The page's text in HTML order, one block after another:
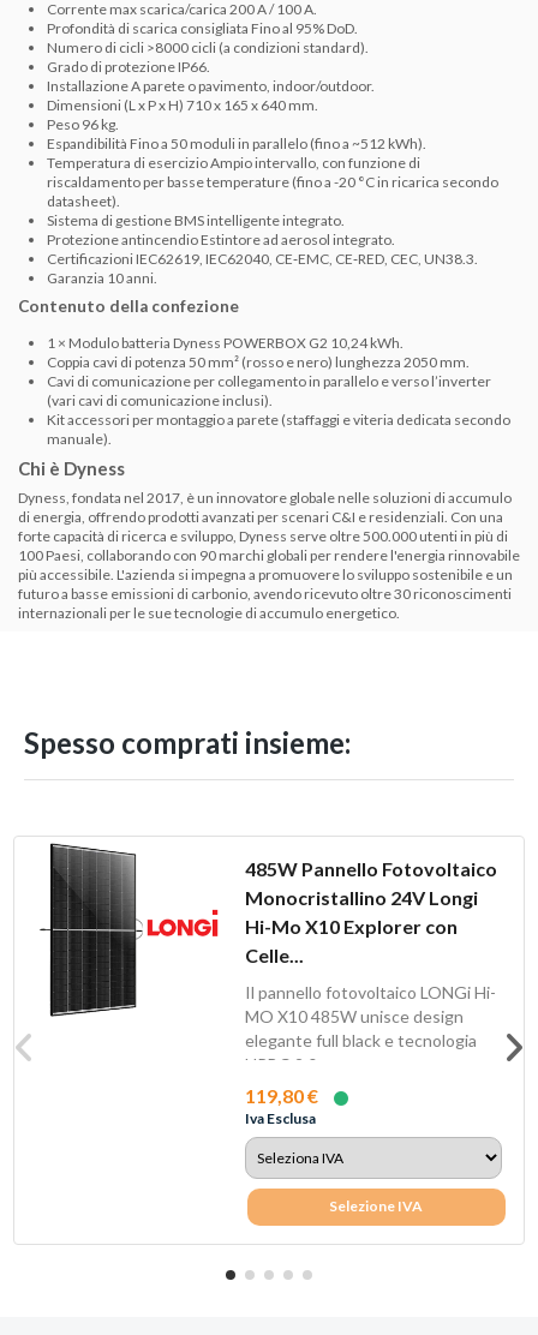
Corrente max scarica/carica 200 A / 100 A.
Profondità di scarica consigliata Fino al 95% DoD.
Numero di cicli >8000 cicli (a condizioni standard).
Grado di protezione IP66.
InstallazioneA parete o pavimento, indoor/outdoor.
Dimensioni (L x P x H) 710 x 165 x 640 mm.
Peso 96 kg.
Espandibilità Fino a 50 moduli in parallelo (fino a ~512 kWh).
Temperatura di esercizioAmpio intervallo, con funzione di
riscaldamento per basse temperature (fino a -20 °C in ricarica secondo
datasheet).
Sistema di gestione BMS intelligente integrato.
Protezione antincendio Estintore ad aerosol integrato.
Certificazioni IEC62619, IEC62040, CE‑EMC, CE‑RED, CEC, UN38.3.
Garanzia 10 anni.
Contenuto della confezione
1 × Modulo batteria Dyness POWERBOX G2 10,24 kWh.
Coppia cavi di potenza 50 mm² (rosso e nero) lunghezza 2050 mm.
Cavi di comunicazione per collegamento in parallelo e verso l’inverter
(vari cavi di comunicazione inclusi).
Kit accessori per montaggio a parete (staffaggi e viteria dedicata secondo
manuale).
Chi è Dyness
Dyness, fondata nel 2017, è un innovatore globale nelle soluzioni di accumulo
di energia, offrendo prodotti avanzati per scenari C&I e residenziali. Con una
forte capacità di ricerca e sviluppo, Dyness serve oltre 500.000 utenti in più di
100 Paesi, collaborando con 90 marchi globali per rendere l'energia rinnovabile
più accessibile. L'azienda si impegna a promuovere lo sviluppo sostenibile e un
futuro a basse emissioni di carbonio, avendo ricevuto oltre 30 riconoscimenti
internazionali per le sue tecnologie di accumulo energetico.
Spesso comprati insieme:
485W Pannello Fotovoltaico
Monocristallino 24V Longi
Hi-Mo X10 Explorer con
Celle...
Il pannello fotovoltaico LONGi Hi-
MO X10 485W unisce design
elegante full black e tecnologia
HPBC 2.0 per...
119,80 €
Iva Esclusa
Selezione IVA